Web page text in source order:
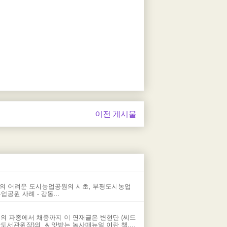
이전 게시물
어려운 도시농업공원의 시초, 부평도시농업
공원 사례 - 강동...
파종에서 채종까지 이 연재글은 변현단 (씨드
서관원장)의 씨앗받는 농사매뉴얼 이란 책,...